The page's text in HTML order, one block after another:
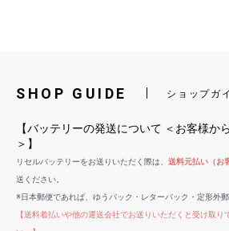
SHOP GUIDE ショップガ
【バッテリーの発送について ＜お客様
＞】
リセルバッテリーをお送りいただく際は、 送料元払い（お
送ください。
※日本郵便であれば、ゆうパック・レターパック・定形外
【送料着払いや他の運送会社でお送りいただくと受け取り